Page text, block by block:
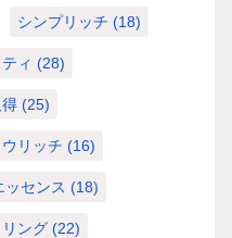
シンプリッチ (18)
ィ (28)
得 (25)
リッチ (16)
ッセンス (18)
ング (22)